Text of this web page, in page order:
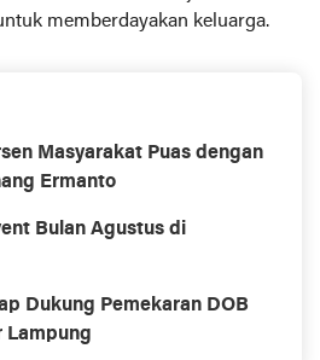
memberdayakan keluarga.
Masyarakat Puas dengan
Ermanto
Bulan Agustus di
Dukung Pemekaran DOB
Lampung